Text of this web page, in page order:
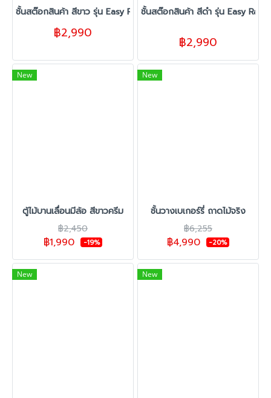
ชั้นสต๊อกสินค้า สีขาว รุ่น Easy Rack
฿2,990
ชั้นสต๊อกสินค้า สีดำ รุ่น Easy Rack
฿2,990
New
ตู้ไม้บานเลื่อนมีล้อ สีขาวครีม
฿2,450
฿1,990 -19%
New
ชั้นวางเบเกอร์รี่ ถาดไม้จริง
฿6,255
฿4,990 -20%
New New